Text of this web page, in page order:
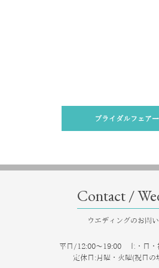
ブライダルフェア
Contact /
ウエディングのお問
平日/12:00～19:00 土・日・
定休日:月曜・火曜(祝日の